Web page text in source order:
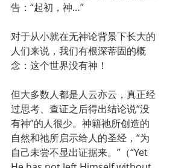
告：“起初，神…”
对于从小就在无神论背景下长大的
人们来说，我们有根深蒂固的概
念：这个世界没有神！
但大多数人都是人云亦云，真正经
过思考、查证之后得出结论说“没
有神”的人很少。神籍祂所创造的
自然和祂所启示给人的圣经，“为
自己未尝不显出证据来。”（“Yet